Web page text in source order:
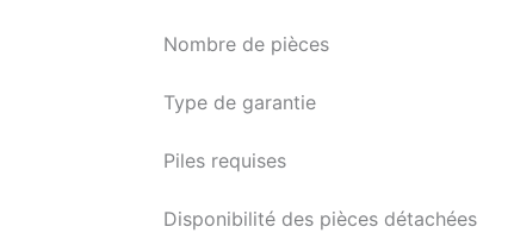
Nombre de pièces
Type de garantie
Piles requises
Disponibilité des pièces détachées